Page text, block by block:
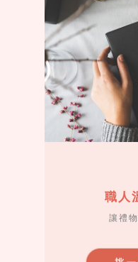
未來我親手做出
一定每份都充滿你
很感謝😘
李薇琪
當我打開包裹看
還有一張手寫的
貼近人體的37度
職人
讓禮